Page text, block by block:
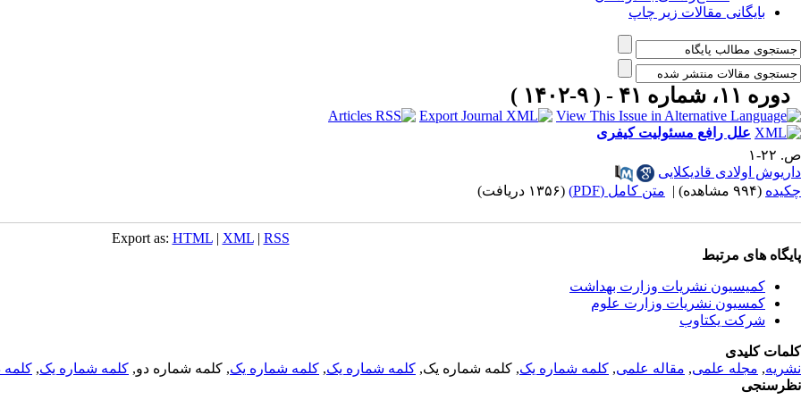
بایگانی مقالات زیر چاپ
دوره ۱۱، شماره ۴۱ - ( ۹-۱۴۰۲ )
علل رافع مسئولیت کیفری
ص. ۲۲-۱
داریوش اولادی قادیکلایی
چکیده (۹۹۴ مشاهده) | متن کامل (PDF) (۱۳۵۶ دریافت)
Export as: HTML| XML| RSS
پایگاه های مرتبط
کمیسیون نشریات وزارت بهداشت
کمسیون نشریات وزارت علوم
شرکت یکتاوب
کلمات کلیدی
نشریه, مجله علمی, مقاله علمی, کلمه شماره یک, کلمه شماره یک, کلمه شماره یک, کلمه شماره یک, کلمه شماره دو, کلمه شماره یک, کلمه
نظرسنجی